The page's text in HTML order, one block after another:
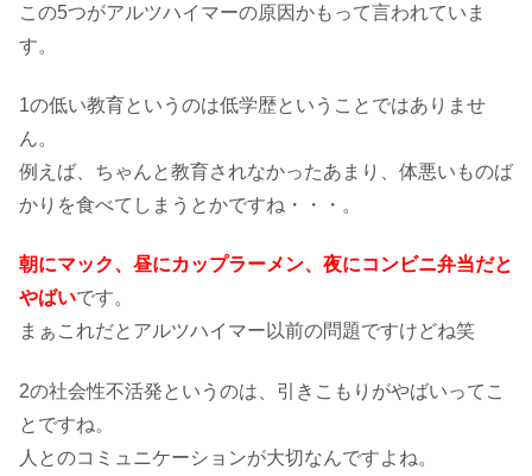
この5つがアルツハイマーの原因かもって言われていま
す。
1の低い教育というのは低学歴ということではありませ
ん。
例えば、ちゃんと教育されなかったあまり、体悪いものば
かりを食べてしまうとかですね・・・。
朝にマック、昼にカップラーメン、夜にコンビニ弁当だと
やばいです。
まぁこれだとアルツハイマー以前の問題ですけどね笑
2の社会性不活発というのは、引きこもりがやばいってこ
とですね。
人とのコミュニケーションが大切なんですよね。